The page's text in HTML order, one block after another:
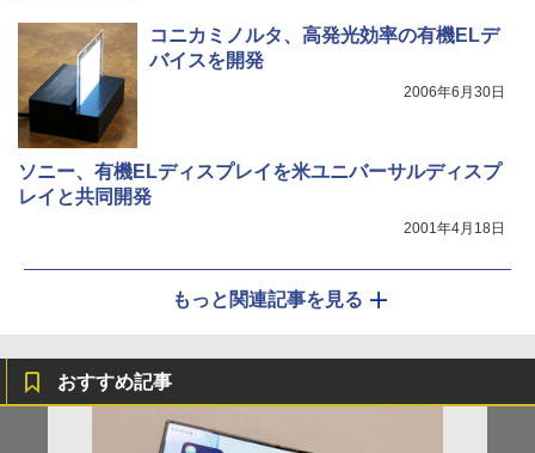
コニカミノルタ、高発光効率の有機ELデ
バイスを開発
2006年6月30日
ソニー、有機ELディスプレイを米ユニバーサルディスプ
レイと共同開発
2001年4月18日
もっと関連記事を見る
おすすめ記事